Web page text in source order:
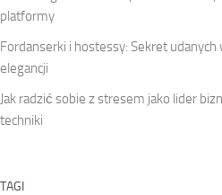
platformy
Fordanserki i hostessy: Sekret udanych
elegancji
Jak radzić sobie z stresem jako lider
techniki
TAGI